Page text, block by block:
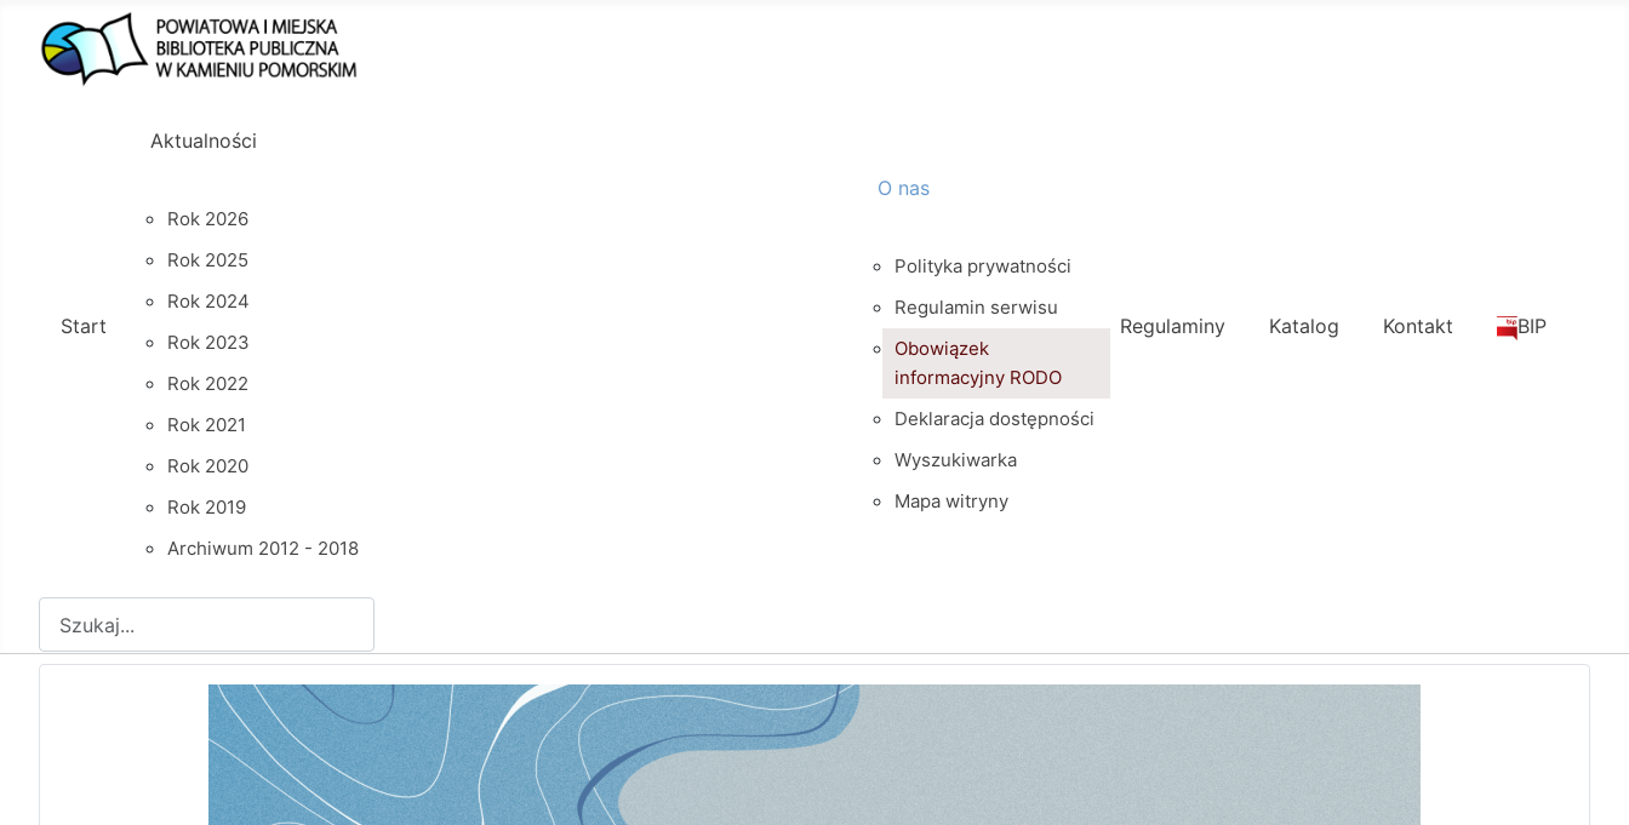
Start
Aktualności
Rok 2026
Rok 2025
Rok 2024
Rok 2023
Rok 2022
Rok 2021
Rok 2020
Rok 2019
Archiwum 2012 - 2018
O nas
Polityka prywatności
Regulamin serwisu
Obowiązek
informacyjny RODO
Deklaracja dostępności
Wyszukiwarka
Mapa witryny
Regulaminy Katalog Kontakt BIP